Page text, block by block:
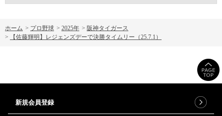
ホーム > プロ野球 > 2025年 > 阪神タイガース
>
【佐藤輝明】レジェンズデーで決勝タイムリー（25.7.1）
新規会員登録